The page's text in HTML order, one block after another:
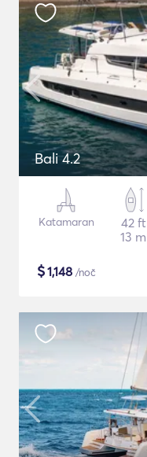
Bali 4.2
Katamaran
42 ft
13 m
$1,148 /noč